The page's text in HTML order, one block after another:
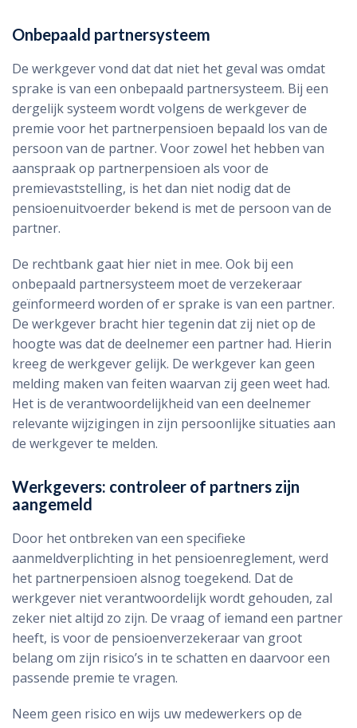
Onbepaald partnersysteem
De werkgever vond dat dat niet het geval was omdat
sprake is van een onbepaald partnersysteem. Bij een
dergelijk systeem wordt volgens de werkgever de
premie voor het partnerpensioen bepaald los van de
persoon van de partner. Voor zowel het hebben van
aanspraak op partnerpensioen als voor de
premievaststelling, is het dan niet nodig dat de
pensioenuitvoerder bekend is met de persoon van de
partner.
De rechtbank gaat hier niet in mee. Ook bij een
onbepaald partnersysteem moet de verzekeraar
geïnformeerd worden of er sprake is van een partner.
De werkgever bracht hier tegenin dat zij niet op de
hoogte was dat de deelnemer een partner had. Hierin
kreeg de werkgever gelijk. De werkgever kan geen
melding maken van feiten waarvan zij geen weet had.
Het is de verantwoordelijkheid van een deelnemer
relevante wijzigingen in zijn persoonlijke situaties aan
de werkgever te melden.
Werkgevers: controleer of partners zijn
aangemeld
Door het ontbreken van een specifieke
aanmeldverplichting in het pensioenreglement, werd
het partnerpensioen alsnog toegekend. Dat de
werkgever niet verantwoordelijk wordt gehouden, zal
zeker niet altijd zo zijn. De vraag of iemand een partner
heeft, is voor de pensioenverzekeraar van groot
belang om zijn risico’s in te schatten en daarvoor een
passende premie te vragen.
Neem geen risico en wijs uw medewerkers op de